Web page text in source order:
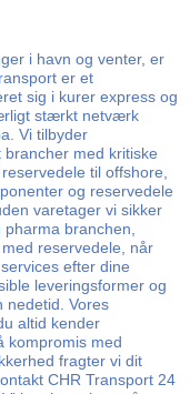
i havn og venter, er
er et
sig i kurer express og
stærkt netværk
Vi tilbyder
med kritiske
til offshore,
og reservedele
varetager vi sikker
branchen,
reservedele, når
efter dine
leveringsformer og
nedetid. Vores
altid kender
kompromis med
fragter vi dit
CHR Transport 24